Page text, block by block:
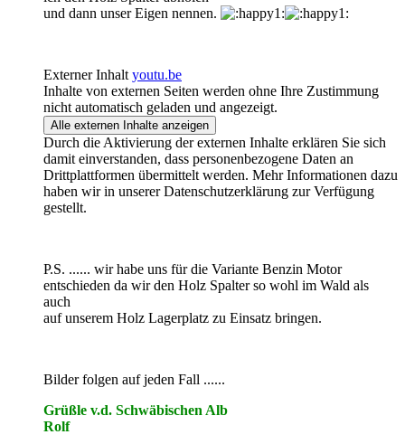
und dann unser Eigen nennen.
Externer Inhalt youtu.be
Inhalte von externen Seiten werden ohne Ihre Zustimmung
nicht automatisch geladen und angezeigt.
Alle externen Inhalte anzeigen
Durch die Aktivierung der externen Inhalte erklären Sie sich
damit einverstanden, dass personenbezogene Daten an
Drittplattformen übermittelt werden. Mehr Informationen dazu
haben wir in unserer Datenschutzerklärung zur Verfügung
gestellt.
P.S. ...... wir habe uns für die Variante Benzin Motor
entschieden da wir den Holz Spalter so wohl im Wald als
auch
auf unserem Holz Lagerplatz zu Einsatz bringen.
Bilder folgen auf jeden Fall ......
Grüßle v.d. Schwäbischen Alb
Rolf